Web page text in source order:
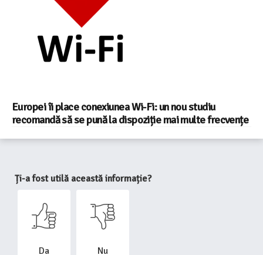
Europei îi place conexiunea Wi-Fi: un nou studiu
recomandă să se pună la dispoziție mai multe frecvențe
Ți-a fost utilă această informație?
Da Nu